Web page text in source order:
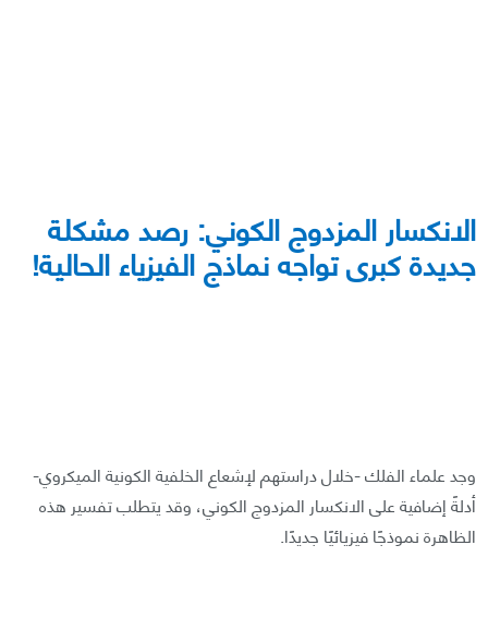
الانكسار المزدوج الكوني: رصد مشكلة
جديدة كبرى تواجه نماذج الفيزياء الحالية!
وجد علماء الفلك -خلال دراستهم لإشعاع الخلفية الكونية الميكروي-
أدلةً إضافية على الانكسار المزدوج الكوني، وقد يتطلب تفسير هذه
الظاهرة نموذجًا فيزيائيًا جديدًا.